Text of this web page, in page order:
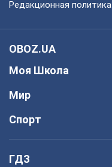
Редакционная политика
OBOZ.UA
Моя Школа
Мир
Спорт
ГДЗ